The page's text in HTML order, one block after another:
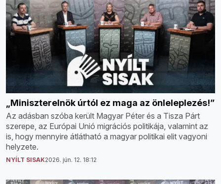
„Miniszterelnök úrtól ez maga az önleleplezés!”
Az adásban szóba került Magyar Péter és a Tisza Párt
szerepe, az Európai Unió migrációs politikája, valamint az
is, hogy mennyire átlátható a magyar politikai elit vagyoni
helyzete.
NYÍLT SISAK2026. jún. 12. 18:12